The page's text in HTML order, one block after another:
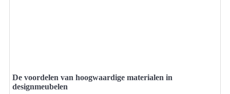
De voordelen van hoogwaardige materialen in
designmeubelen